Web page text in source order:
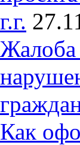
г.г.
Жалоба
Как